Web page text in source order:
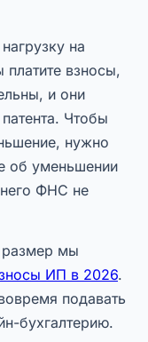
на
платите взносы,
и они
Чтобы
нужно
об уменьшении
ФНС не
мы
ИП в 2026.
подавать
бухгалтерию.